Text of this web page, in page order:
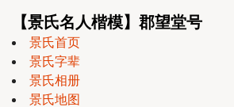
【景氏名人楷模】郡望堂号
景氏首页
景氏字辈
景氏相册
景氏地图